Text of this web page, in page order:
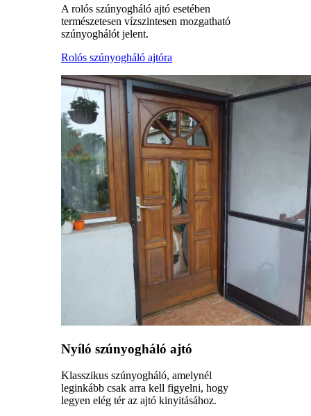
A rolós szúnyogháló ajtó esetében
természetesen vízszintesen mozgatható
szúnyoghálót jelent.
Rolós szúnyogháló ajtóra
Nyíló szúnyogháló ajtó
Klasszikus szúnyogháló, amelynél
leginkább csak arra kell figyelni, hogy
legyen elég tér az ajtó kinyitásához.